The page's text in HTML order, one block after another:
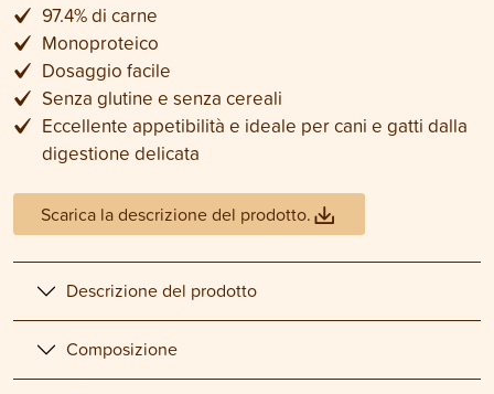
97.4% di carne
Monoproteico
Dosaggio facile
Senza glutine e senza cereali
Eccellente appetibilità e ideale per cani e gatti dalla
digestione delicata
Scarica la descrizione del prodotto.
Descrizione del prodotto
Composizione